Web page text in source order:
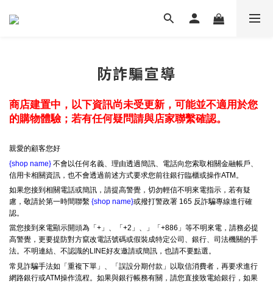
防詐騙宣導
商店建置中，以下資訊尚未受更新，可能並不適用於您
的購物體驗；若有任何疑問請與店家聯繫確認。
親愛的顧客您好
{shop name} 不會以任何名義、理由透過簡訊、電話向您索取相關金融帳戶、
信用卡相關資訊，也不會透過前述方式要求您前往銀行臨櫃或操作ATM。
如果您接到相關電話或簡訊，請提高警覺，切勿輕信不明來電指示，若有疑
慮，敬請於第一時間聯繫 {shop name}或撥打警政署 165 反詐騙專線進行確
認。
當您接到來電顯示開頭為「+」、「+2」、」「+886」等不明來電，請務必提
高警覺，更要提防對方竄改電話號碼或假裝成特定公司、銀行、司法機關的手
法。不明連結、不認識的LINE好友邀請或簡訊，也請不要點選。
常見詐騙手法如「重複下單」、「誤設分期付款」以取信消費者，再要求進行
網路銀行或ATM操作流程。如果與銀行帳務有關，請您直接致電給銀行，如果